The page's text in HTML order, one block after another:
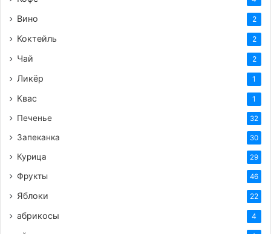
Вино 2
Коктейль 2
Чай 2
Ликёр 1
Квас 1
Печенье 32
Запеканка 30
Курица 29
Фрукты 46
Яблоки 22
абрикосы 4